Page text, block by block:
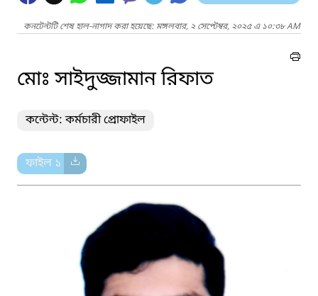
কনটেন্টটি শেষ হাল-নাগাদ করা হয়েছে: মঙ্গলবার, ২ সেপ্টেম্বর, ২০২৫ এ ১০:৩৮ AM
মোঃ সাইদুজ্জামান রিফাত
কন্টেন্ট: কর্মচারী প্রোফাইল
ফাইল ১